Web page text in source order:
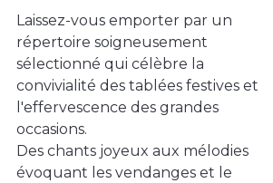
Laissez-vous emporter par un
répertoire soigneusement
sélectionné qui célèbre la
convivialité des tablées festives et
l'effervescence des grandes
occasions.
Des chants joyeux aux mélodies
évoquant les vendanges et le